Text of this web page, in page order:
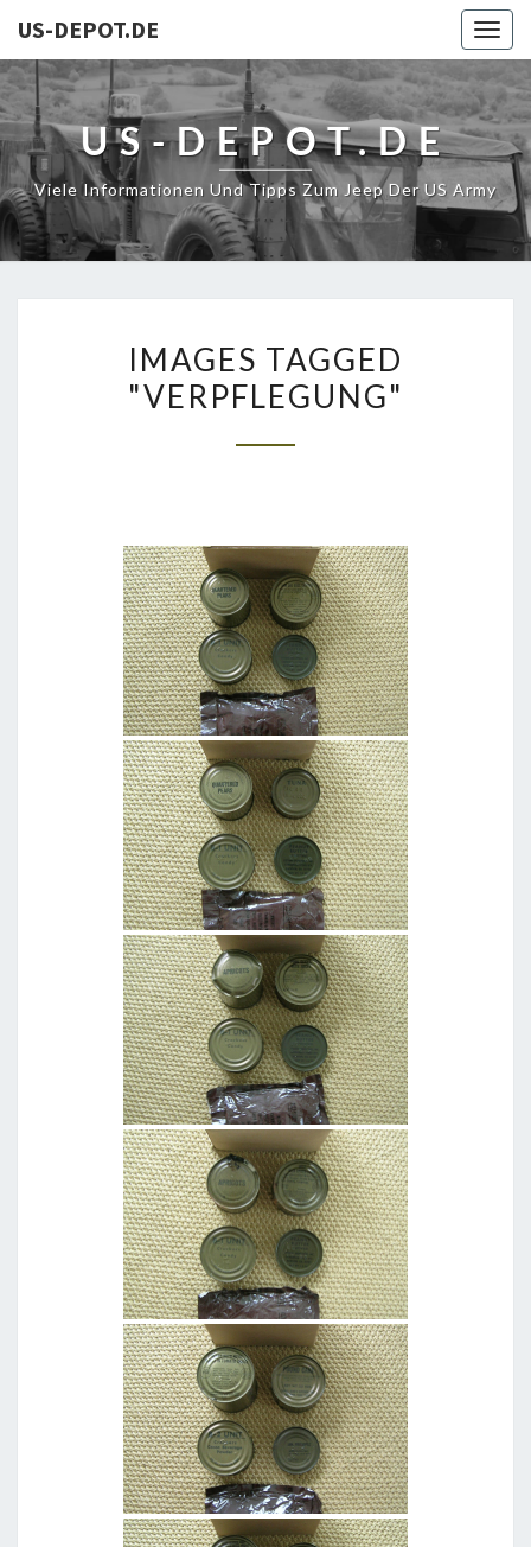
US-DEPOT.DE
US-DEPOT.DE
Viele Informationen Und Tipps Zum Jeep Der US Army
TAGGED
"VERPFLEGUNG"
IMAGES TAGGED
"VERPFLEGUNG"